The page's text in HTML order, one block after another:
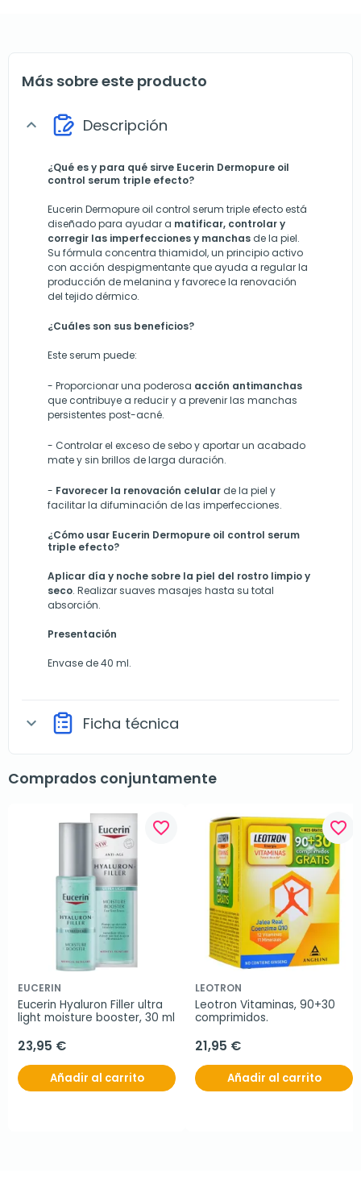
Más sobre este producto
expand_more Descripción
¿Qué es y para qué sirve Eucerin Dermopure oil
control serum triple efecto?
Eucerin Dermopure oil control serum triple efecto está
diseñado para ayudar a matificar, controlar y
corregir las imperfecciones y manchas de la piel.
Su fórmula concentra thiamidol, un principio activo
con acción despigmentante que ayuda a regular la
producción de melanina y favorece la renovación
del tejido dérmico.
¿Cuáles son sus beneficios?
Este serum puede:
- Proporcionar una poderosa acción antimanchas
que contribuye a reducir y a prevenir las manchas
persistentes post-acné.
- Controlar el exceso de seboy aportar un acabado
mate y sin brillos de larga duración.
- Favorecer la renovación celular de la piel y
facilitarla difuminación de las imperfecciones.
¿Cómo usar Eucerin Dermopure oil control serum
triple efecto?
Aplicar día y noche sobre la piel del rostro limpio y
seco. Realizar suaves masajes hasta su total
absorción.
Presentación
Envase de 40 ml.
expand_more Ficha técnica
Comprados conjuntamente
favorite_border
EUCERIN
Eucerin Hyaluron Filler ultra
light moisture booster, 30 ml
23,95 €
Añadir al carrito
favorite_border
LEOTRON
Leotron Vitaminas, 90+30
comprimidos.
21,95 €
Añadir al carrito